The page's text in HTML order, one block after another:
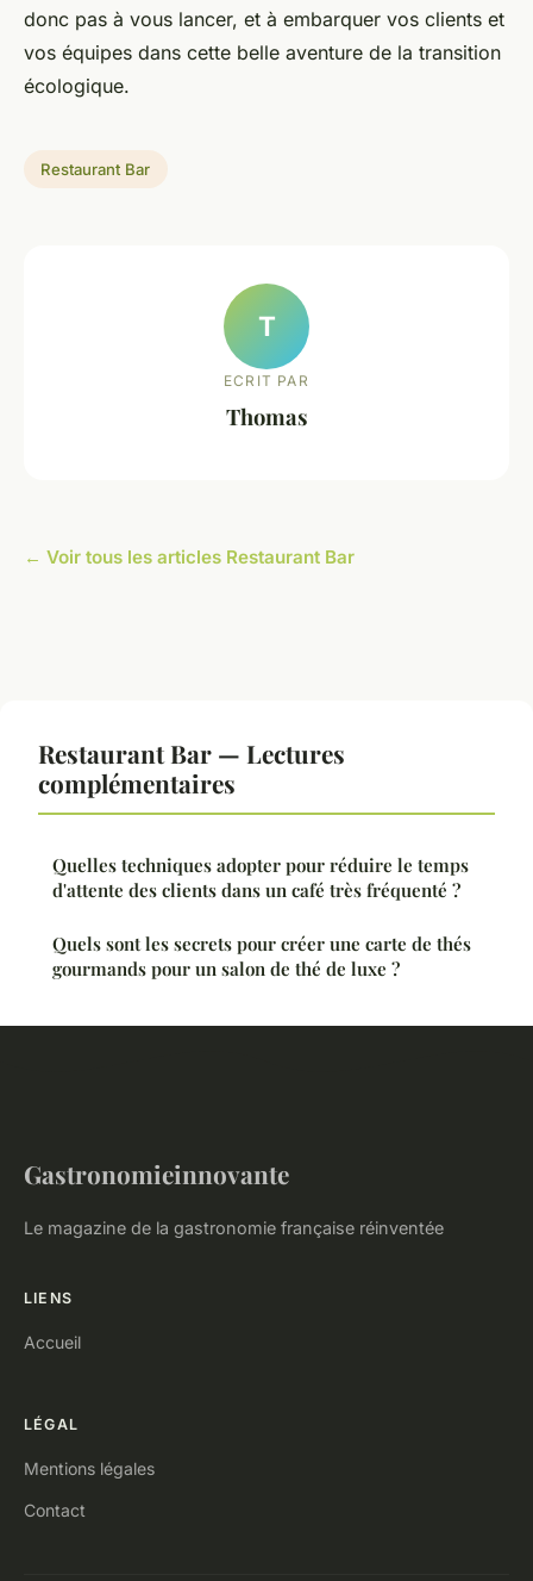
donc pas à vous lancer, et à embarquer vos clients et
vos équipes dans cette belle aventure de la transition
écologique.
Restaurant Bar
T
ECRIT PAR
Thomas
← Voir tous les articles Restaurant Bar
Restaurant Bar — Lectures
complémentaires
Quelles techniques adopter pour réduire le temps
d'attente des clients dans un café très fréquenté ?
Quels sont les secrets pour créer une carte de thés
gourmands pour un salon de thé de luxe ?
Gastronomieinnovante
Le magazine de la gastronomie française réinventée
LIENS
Accueil
LÉGAL
Mentions légales
Contact